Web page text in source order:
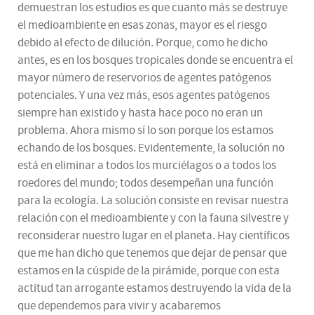
demuestran los estudios es que cuanto más se destruye
el medioambiente en esas zonas, mayor es el riesgo
debido al efecto de dilución. Porque, como he dicho
antes, es en los bosques tropicales donde se encuentra el
mayor número de reservorios de agentes patógenos
potenciales. Y una vez más, esos agentes patógenos
siempre han existido y hasta hace poco no eran un
problema. Ahora mismo sí lo son porque los estamos
echando de los bosques. Evidentemente, la solución no
está en eliminar a todos los murciélagos o a todos los
roedores del mundo; todos desempeñan una función
para la ecología. La solución consiste en revisar nuestra
relación con el medioambiente y con la fauna silvestre y
reconsiderar nuestro lugar en el planeta. Hay científicos
que me han dicho que tenemos que dejar de pensar que
estamos en la cúspide de la pirámide, porque con esta
actitud tan arrogante estamos destruyendo la vida de la
que dependemos para vivir y acabaremos